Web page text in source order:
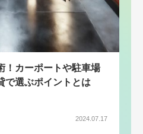
！カーポートや駐車場
で選ぶポイントとは
2024.07.17